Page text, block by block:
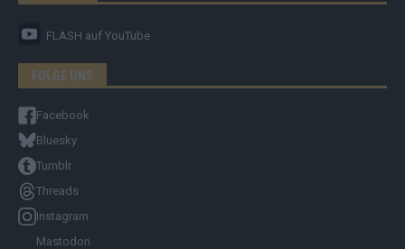
FLASH auf YouTube
FOLGE UNS
Facebook
Bluesky
Tumblr
Threads
Instagram
Mastodon